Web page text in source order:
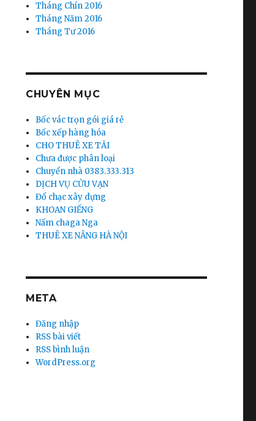
Tháng Chín 2016
Tháng Năm 2016
Tháng Tư 2016
CHUYÊN MỤC
Bốc vác trọn gói giá rẻ
Bốc xếp hàng hóa
CHO THUÊ XE TẢI
Chưa được phân loại
Chuyển nhà 0383.333.313
DỊCH VỤ CỬU VẠN
Đổ chạc xây dựng
KHOAN GIẾNG
Nấm chaga Nga
THUÊ XE NÂNG HÀ NỘI
META
Đăng nhập
RSS bài viết
RSS bình luận
WordPress.org